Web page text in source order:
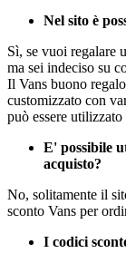
Nel sito è
Sì, se vuoi regalare
ma sei indeciso su
Il Vans buono
customizzato con
può essere
E' possibile
acquisto?
No, solitamente il
sconto Vans per
I codici